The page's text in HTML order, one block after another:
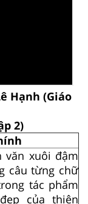
Hạnh (Giáo
2)
văn xuôi đậm
câu từng chữ
tác phẩm
của thiên